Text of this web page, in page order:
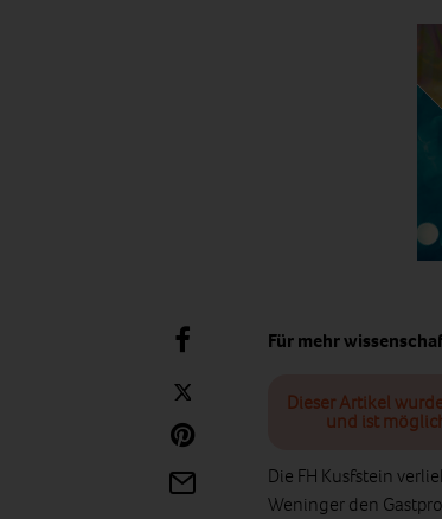
Für mehr
Dieser Artikel
und ist
Die FH Kusfstein
Weninger den